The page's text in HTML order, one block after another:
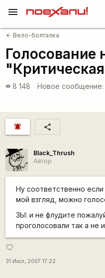
menu
arrow_back Вело-болталка
Голосование
visibility 8 148 Новое сообщение:
notifications_active share
Black_Thrush
Автор
Ну соответственно
мой взгляд, можно
ЗЫ: и не флудите
проголосовали так а не
favorite_border
31 Июл, 2007 17:22